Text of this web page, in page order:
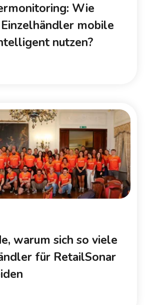
Wie
mobile
nutzen?
warum sich so viele
für RetailSonar